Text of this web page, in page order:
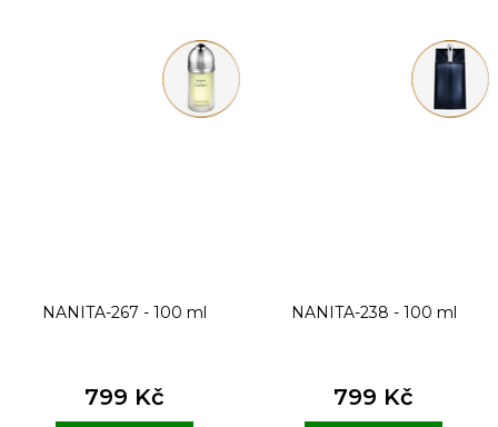
NANITA-267 - 100 ml
799 Kč
NANITA-238 - 100 ml
799 Kč